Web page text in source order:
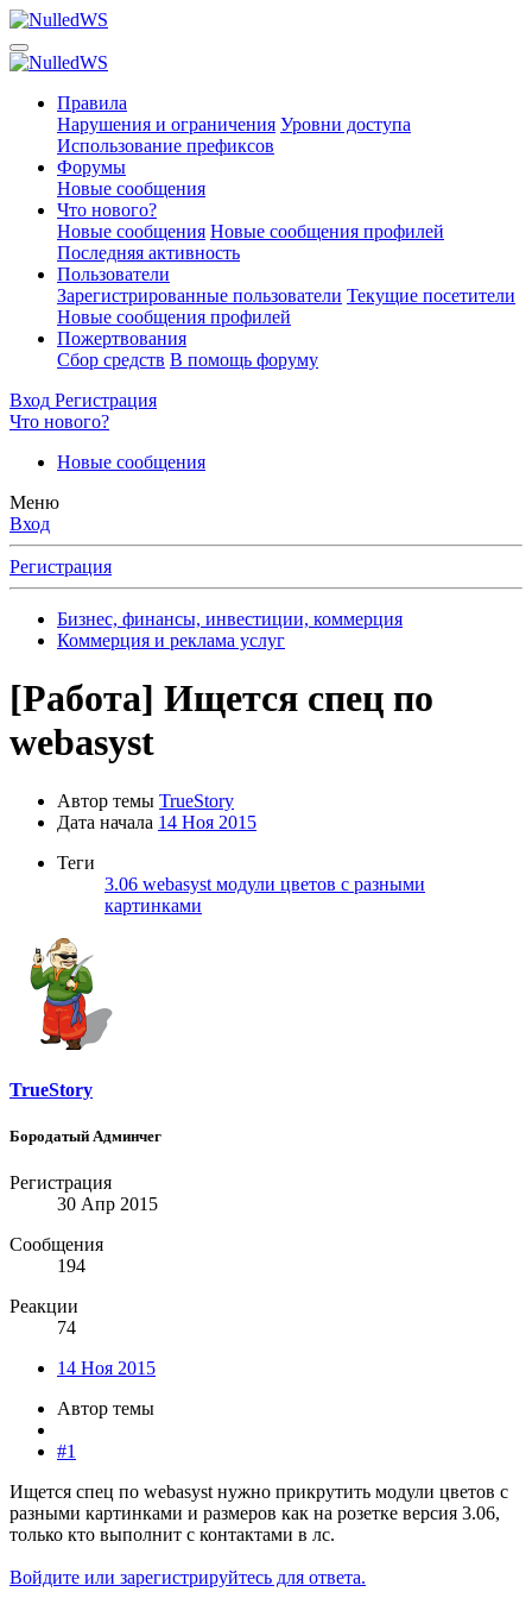
Правила
Нарушения и ограничения Уровни доступа
Использование префиксов
Форумы
Новые сообщения
Что нового?
Новые сообщения Новые сообщения профилей
Последняя активность
Пользователи
Зарегистрированные пользователи Текущие посетители
Новые сообщения профилей
Пожертвования
Сбор средств В помощь форуму
Вход Регистрация
Что нового?
Новые сообщения
Меню
Вход
Регистрация
Бизнес, финансы, инвестиции, коммерция
Коммерция и реклама услуг
[Работа] Ищется спец по
webasyst
Автор темы TrueStory
Дата начала 14 Ноя 2015
Теги
3.06 webasyst модули цветов с разными
картинками
TrueStory
Бородатый Админчег
Регистрация
30 Апр 2015
Сообщения
194
Реакции
74
14 Ноя 2015
Автор темы
#1
Ищется спец по webasyst нужно прикрутить модули цветов с
разными картинками и размеров как на розетке версия 3.06,
только кто выполнит с контактами в лс.
Войдите или зарегистрируйтесь для ответа.